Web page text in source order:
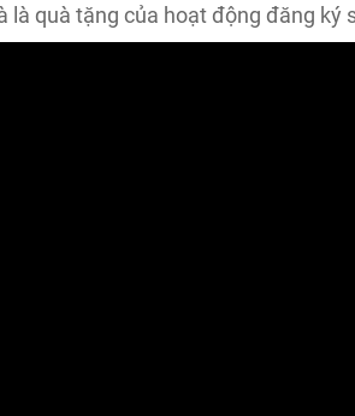
là quà tặng của hoạt động đăng ký